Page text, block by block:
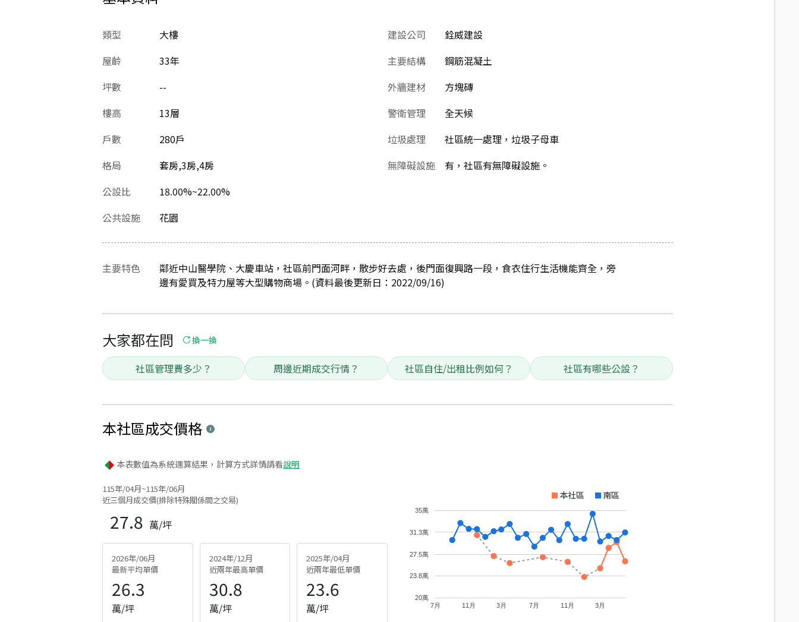
類型
大樓
屋齡
33年
坪數
--
樓高
13層
戶數
280戶
格局
套房,3房,4房
公設比
18.00%~22.00%
建設公司
銓威建設
主要結構
鋼筋混凝土
外牆建材
方塊磚
警衛管理
全天候
垃圾處理
社區統一處理，垃圾子母車
無障礙設施
有，社區有無障礙設施。
公共設施 花園
主要特色
鄰近中山醫學院、大慶車站，社區前門面河畔，散步好去處，後門面復興路一段，食衣住行生活機能齊全，旁
邊有愛買及特力屋等大型購物商場。(資料最後更新日：2022/09/16)
大家都在問 換一換
社區管理費多少？ 周邊近期成交行情？ 社區自住/出租比例如何？ 社區有哪些公設？
本社區成交價格
本表數值為系統運算結果，計算方式詳情請看說明
115年/04月~115年/06月
近三個月成交價(排除特殊關係間之交易)
27.8 萬/坪
2026年/06月
最新平均單價
26.3
萬/坪
2024年/12月
近兩年最高單價
30.8
萬/坪
2025年/04月
近兩年最低單價
23.6
萬/坪
本社區 南區
7月 11月 3月 7月 11月 3月
20萬
23.8萬
27.5萬
31.3萬
35萬